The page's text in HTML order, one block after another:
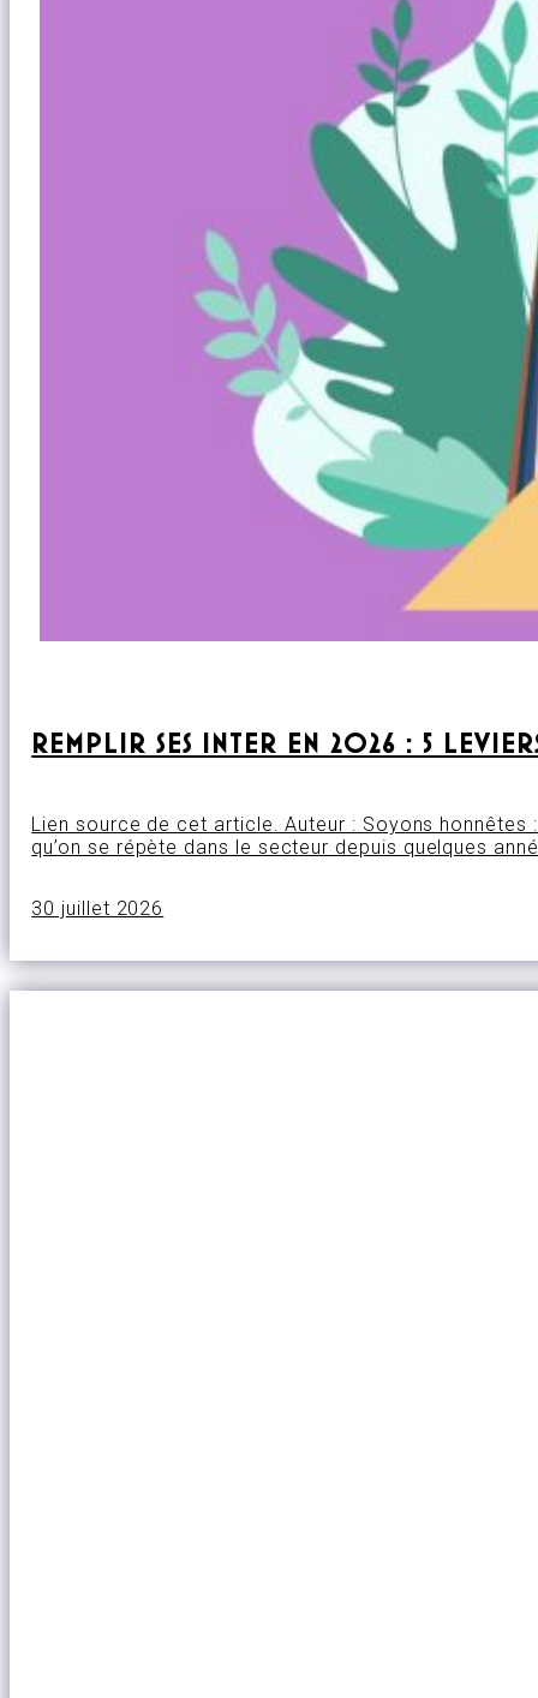
REMPLIR SES INTER EN 2026 : 5
Lien source de cet article. Auteur : Soyons
qu’on se répète dans le secteur depuis quelques
30 juillet 2026